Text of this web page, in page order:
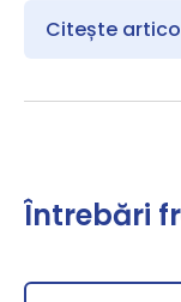
Citește
Întrebări